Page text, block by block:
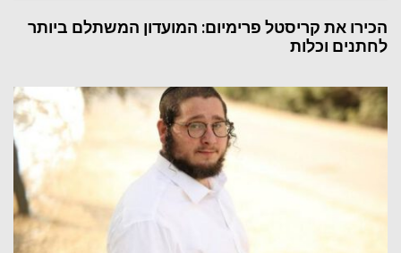
הכירו את קריסטל פרימיום: המועדון המשתלם ביותר
לחתנים וכלות